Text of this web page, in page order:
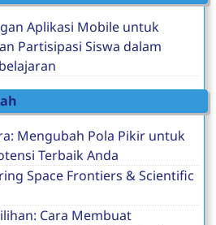
Aplikasi Mobile untuk
Partisipasi Siswa dalam
Mengubah Pola Pikir untuk
Terbaik Anda
Space Frontiers & Scientific
Cara Membuat